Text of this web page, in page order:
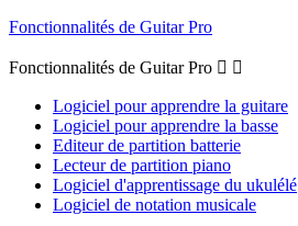
Fonctionnalités de Guitar Pro
Fonctionnalités de Guitar Pro  
Logiciel pour apprendre la guitare
Logiciel pour apprendre la basse
Editeur de partition batterie
Lecteur de partition piano
Logiciel d'apprentissage du ukulélé
Logiciel de notation musicale